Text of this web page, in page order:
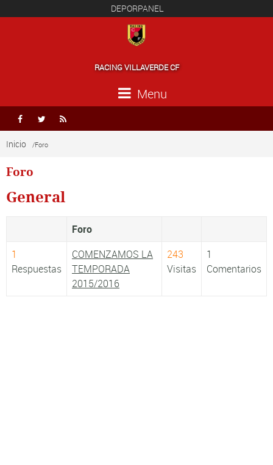
DEPORPANEL
RACING VILLAVERDE CF
Menu
  
Inicio /Foro
Foro
General
Foro
1
Respuestas
COMENZAMOS LA
TEMPORADA
2015/2016
243
Visitas
1
Comentarios